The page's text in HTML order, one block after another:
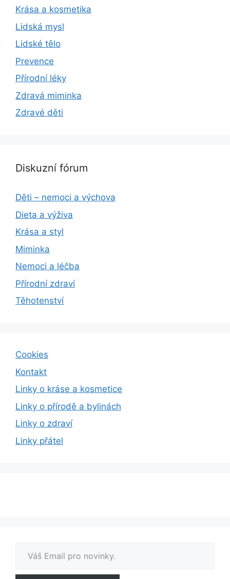
Krása a kosmetika
Lidská mysl
Lidské tělo
Prevence
Přírodní léky
Zdravá miminka
Zdravé děti
Diskuzní fórum
Děti – nemoci a výchova
Dieta a výživa
Krása a styl
Miminka
Nemoci a léčba
Přírodní zdraví
Těhotenství
Cookies
Kontakt
Linky o kráse a kosmetice
Linky o přírodě a bylinách
Linky o zdraví
Linky přátel